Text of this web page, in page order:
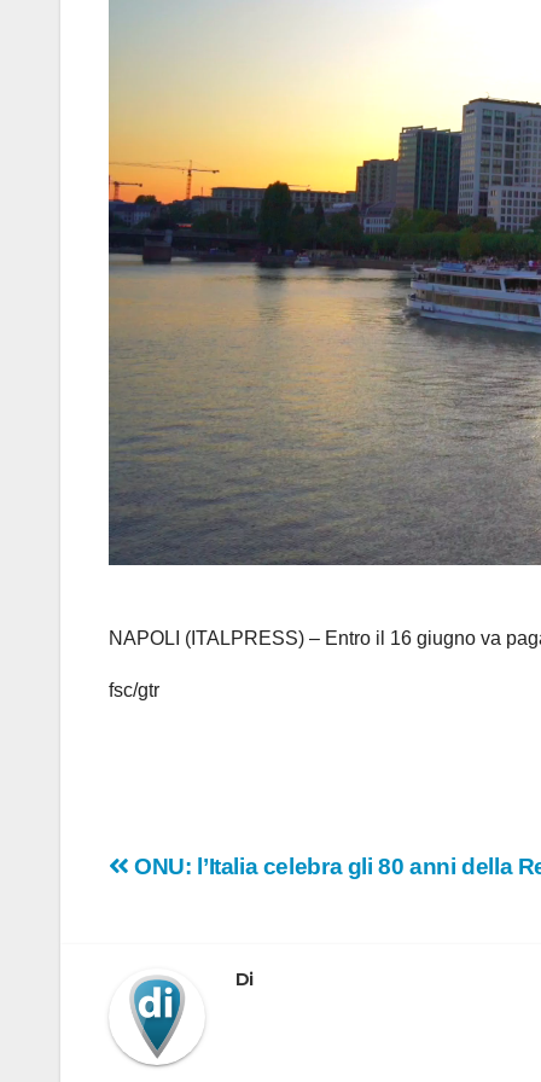
NAPOLI (ITALPRESS) – Entro il 16 giugno va
fsc/gtr
Navigazione
ONU: l’Italia celebra gli 80 anni della
Di